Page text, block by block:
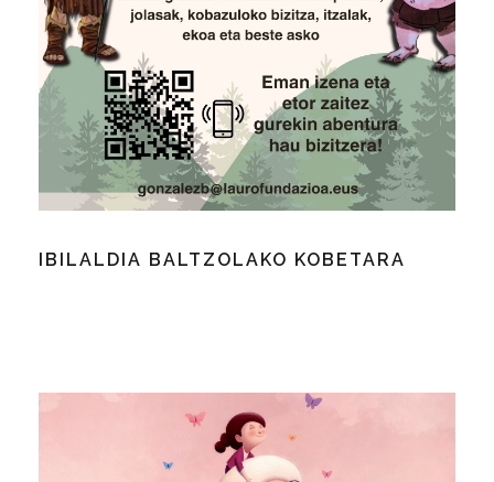
IBILALDIA BALTZOLAKO KOBETARA